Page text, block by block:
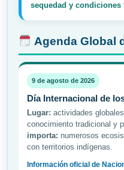
sequedad y condiciones
Agenda Global
9 de agosto de 2026
Día Internacional de
Lugar: actividades
conocimiento tradicional y
importa: numerosos
con territorios indígenas.
Información oficial de